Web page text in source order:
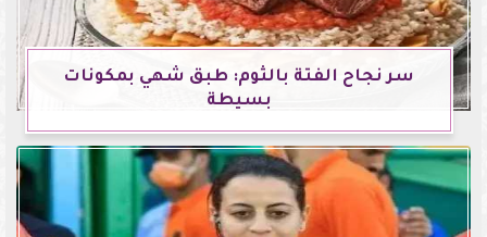
سر نجاح الفتة بالثوم: طبق شهي بمكونات
بسيطة